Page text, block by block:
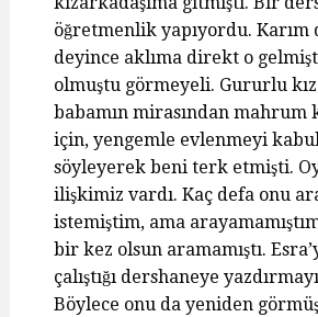
öğretmenlik yapıyordu. Karım
deyince aklıma direkt o
olmuştu görmeyeli. Gururlu
babamın mirasından mahrum
için, yengemle evlenmeyi
söyleyerek beni terk etmişti.
ilişkimiz vardı. Kaç defa onu
istemiştim, ama
bir kez olsun aramamıştı.
çalıştığı dershaneye
Böylece onu da yeniden